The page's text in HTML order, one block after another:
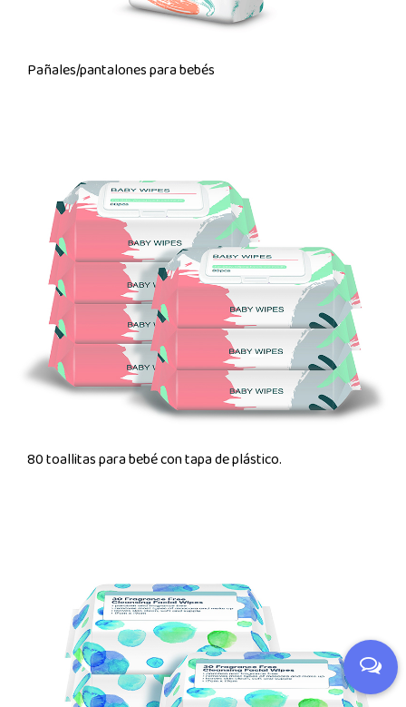
Pañales/pantalones para bebés
80 toallitas para bebé con tapa de plástico.